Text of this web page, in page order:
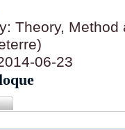
Theory,
06-23